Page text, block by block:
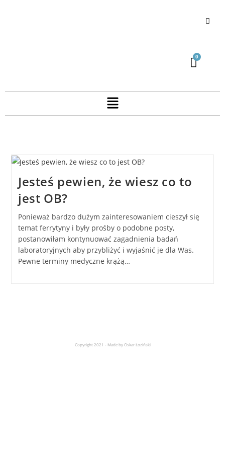
Jesteś pewien, że wiesz co to
jest OB?
Ponieważ bardzo dużym zainteresowaniem cieszył się
temat ferrytyny i były prośby o podobne posty,
postanowiłam kontynuować zagadnienia badań
laboratoryjnych aby przybliżyć i wyjaśnić je dla Was.
Pewne terminy medyczne krążą…
Copyright 2021 - Made by Oskar Łoziński